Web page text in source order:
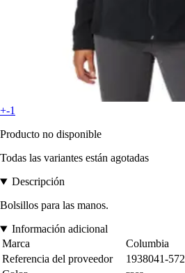
+-1
Producto no disponible
Todas las variantes están agotadas
Descripción
Bolsillos para las manos.
Información adicional
Marca
Columbia
Referencia del proveedor
1938041-572